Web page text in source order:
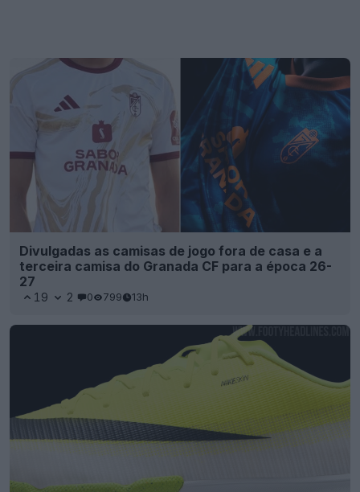
Divulgadas as camisas de jogo fora de casa e a
terceira camisa do Granada CF para a época 26-
27
19 2 0 799 13h